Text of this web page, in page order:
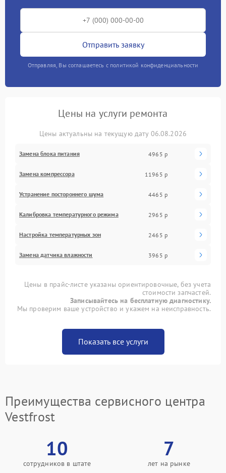
Отправить заявку
Отправляя, Вы соглашаетесь с политикой конфиденциальности
Цены на услуги ремонта
Цены актуальны на текущую дату 06.08.2026
Замена блока питания 4965 р
Замена компрессора 11965 р
Устранение постороннего шума 4465 р
Калибровка температурного режима 2965 р
Настройка температурных зон 2465 р
Замена датчика влажности 3965 р
Цены в прайс-листе указаны ориентировочные, без учета
стоимости запчастей.
Записывайтесь на бесплатную диагностику.
Мы проверим ваше устройство и укажем на неисправность.
Показать все услуги
Преимущества сервисного центра
Vestfrost
10
сотрудников в штате
7
лет на рынке